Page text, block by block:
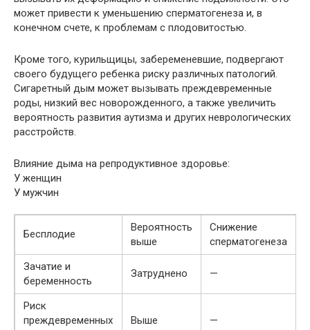
может привести к уменьшению сперматогенеза и, в
конечном счете, к проблемам с плодовитостью.
Кроме того, курильщицы, забеременевшие, подвергают
своего будущего ребенка риску различных патологий.
Сигаретный дым может вызывать преждевременные
роды, низкий вес новорожденного, а также увеличить
вероятность развития аутизма и других неврологических
расстройств.
Влияние дыма на репродуктивное здоровье:
У женщин
У мужчин
Бесплодие
Вероятность
выше
Снижение
сперматогенеза
Зачатие и
беременность
Затруднено —
Риск
преждевременных
Выше —